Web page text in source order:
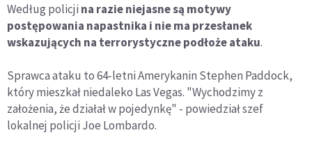
Według policji na razie niejasne są motywy
postępowania napastnika i nie ma przesłanek
wskazujących na terrorystyczne podłoże ataku.
Sprawca ataku to 64-letni Amerykanin Stephen Paddock,
który mieszkał niedaleko Las Vegas. "Wychodzimy z
założenia, że działał w pojedynkę" - powiedział szef
lokalnej policji Joe Lombardo.